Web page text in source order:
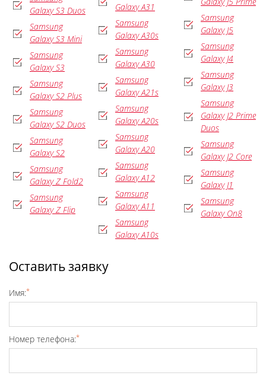
Galaxy S3 Duos
Samsung
Galaxy S3 Mini
Samsung
Galaxy S3
Samsung
Galaxy S2 Plus
Samsung
Galaxy S2 Duos
Samsung
Galaxy S2
Samsung
Galaxy Z Fold2
Samsung
Galaxy Z Flip
Galaxy A31
Samsung
Galaxy A30s
Samsung
Galaxy A30
Samsung
Galaxy A21s
Samsung
Galaxy A20s
Samsung
Galaxy A20
Samsung
Galaxy A12
Samsung
Galaxy A11
Samsung
Galaxy A10s
Samsung
Galaxy J5
Samsung
Galaxy J4
Samsung
Galaxy J3
Samsung
Galaxy J2 Prime
Duos
Samsung
Galaxy J2 Core
Samsung
Galaxy J1
Samsung
Galaxy On8
Оставить заявку
Имя:*
Номер телефона:*